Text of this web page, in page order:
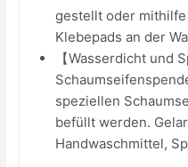
gestellt oder
Klebepads an der
【Wasserdicht und
speziellen
befüllt werden.
Handwaschmittel,